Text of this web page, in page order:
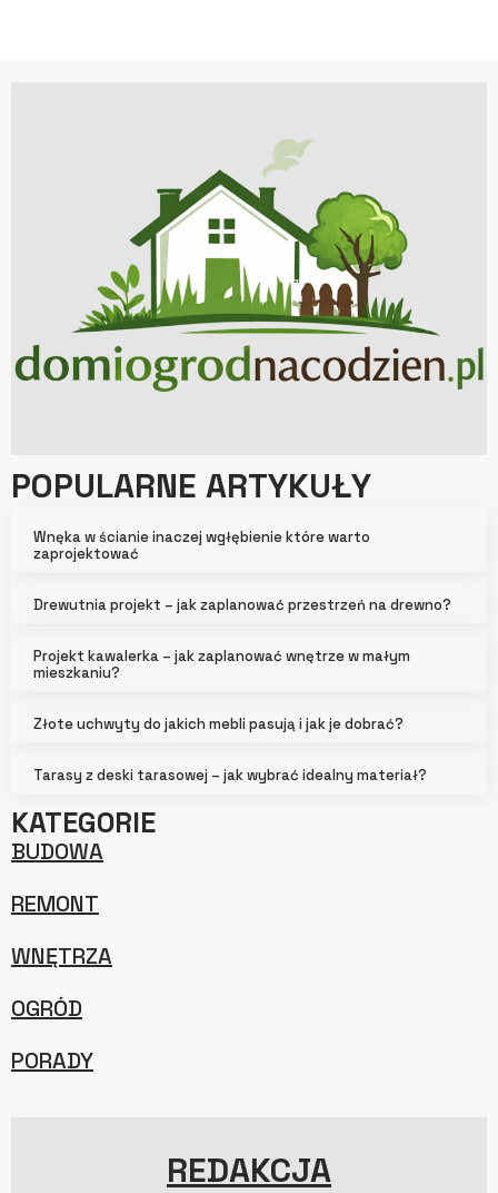
POPULARNE ARTYKUŁY
Wnęka w ścianie inaczej wgłębienie które warto
zaprojektować
Drewutnia projekt – jak zaplanować przestrzeń na drewno?
Projekt kawalerka – jak zaplanować wnętrze w małym
mieszkaniu?
Złote uchwyty do jakich mebli pasują i jak je dobrać?
Tarasy z deski tarasowej – jak wybrać idealny materiał?
KATEGORIE
BUDOWA
REMONT
WNĘTRZA
OGRÓD
PORADY
REDAKCJA